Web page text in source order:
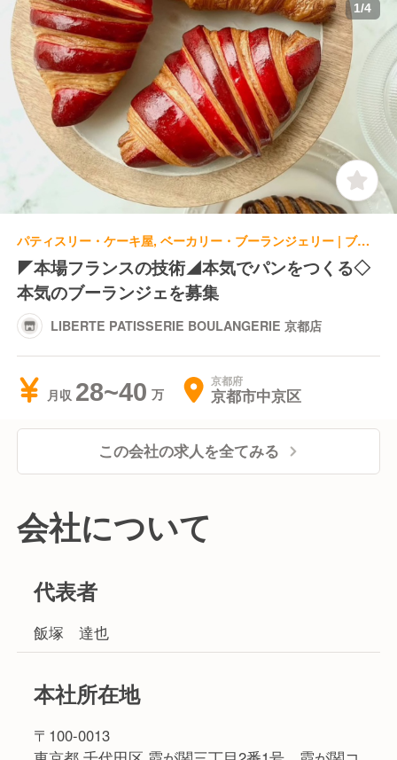
1/4
パティスリー・ケーキ屋, ベーカリー・ブーランジェリー | ブーランジェ・ベーカー
◤本場フランスの技術◢本気でパンをつくる◇
本気のブーランジェを募集
LIBERTE PATISSERIE BOULANGERIE 京都店
月収 28~40 京都府
京都市中京区
この会社の求人を全てみる
会社について
代表者
飯塚 達也
本社所在地
〒100-0013